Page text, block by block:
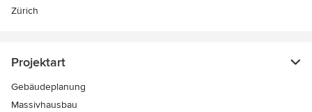
Zürich
Projektart
Gebäudeplanung
Massivhausbau